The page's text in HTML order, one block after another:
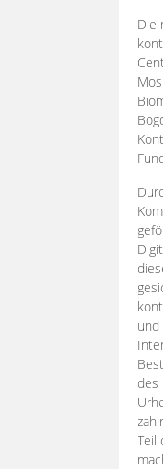
Die
des
Teil